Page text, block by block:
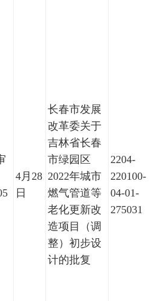
4月28
日
长春市发展
改革委关于
吉林省长春
市绿园区
2022年城市
燃气管道等
老化更新改
造项目（调
整）初步设
计的批复
2204-
220100-
04-01-
275031